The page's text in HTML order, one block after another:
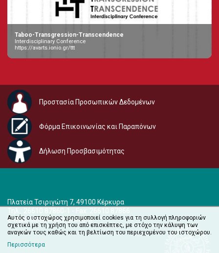
Taboo-Transgression-Transcendence
Interdisciplinary Conference
https://avarts.ionio.gr/ttt
Προστασία Προσωπικών Δεδομένων
Φόρμα Επικοινωνίας και Παραπόνων
Δήλωση Προσβασιμότητας
Πλατεία Τσιριγώτη 7, 49100 Κέρκυρα
Τηλ.: 26610 87860-1 - Fax: 26610 87866
e-mail:audiovisual@ionio.gr
Αυτός ο ιστοχώρος χρησιμοποιεί cookies για τη συλλογή πληροφοριών
σχετικά με τη χρήση του από επισκέπτες, με στόχο την κάλυψη των
αναγκών τους καθώς και τη βελτίωση του περιεχομένου του ιστοχώρου.
Περισσότερα